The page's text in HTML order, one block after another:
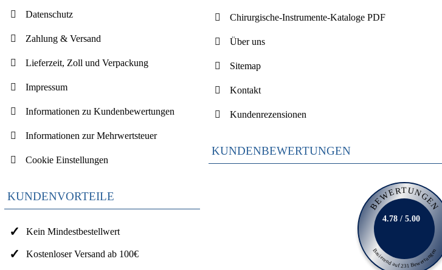
Datenschutz
Zahlung & Versand
Lieferzeit, Zoll und Verpackung
Impressum
Informationen zu Kundenbewertungen
Informationen zur Mehrwertsteuer
Cookie Einstellungen
KUNDENVORTEILE
Kein Mindestbestellwert
Kostenloser Versand ab 100€
Chirurgische-Instrumente-Kataloge PDF
Über uns
Sitemap
Kontakt
Kundenrezensionen
KUNDENBEWERTUNGEN
BEWERTUNGEN
Basierend auf 231 Bewertungen
4.78 / 5.00